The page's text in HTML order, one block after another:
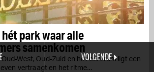
VOLGENDE
park waar alle
samenkomen
Oud-West, Oud-Zuid en het centrum ligt een
vertraagt en het ritme...